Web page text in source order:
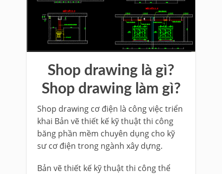
Shop drawing là gì?
Shop drawing làm gì?
Shop drawing cơ điện là công việc triển
khai Bản vẽ thiết kế kỹ thuật thi công
băng phần mềm chuyên dụng cho kỹ
sư cơ điện trong ngành xây dựng.
Bản vẽ thiết kế kỹ thuật thi công thể